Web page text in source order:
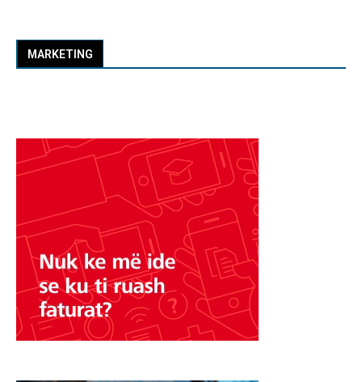
MARKETING